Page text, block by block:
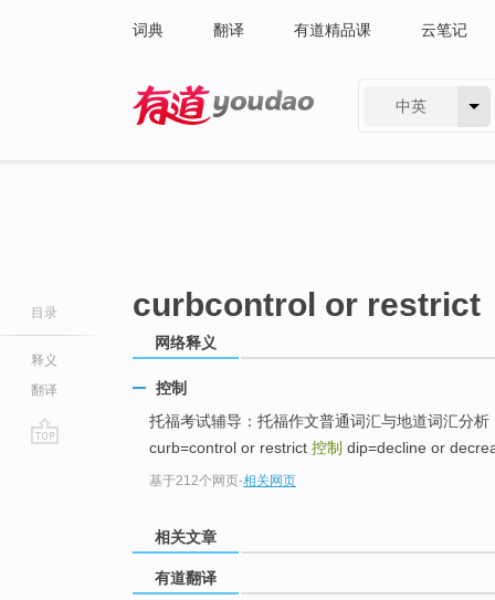
词典 翻译 有道精品课 云笔记
中英
目录
释义
翻译
curbcontrol or restrict
网络释义
控制
托福考试辅导：托福作文普通词汇与地道词汇分
curb=control or restrict 控制 dip=decline or
基于212个网页-相关网页
相关文章
有道翻译